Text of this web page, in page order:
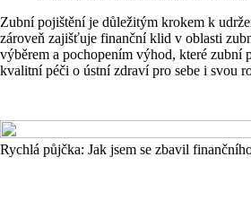
Zubní pojištění je důležitým krokem k
zároveň zajišťuje finanční klid v oblasti
výběrem a pochopením výhod, které zubní
kvalitní péči o ústní zdraví pro sebe i svou
Rychlá půjčka: Jak jsem se zbavil